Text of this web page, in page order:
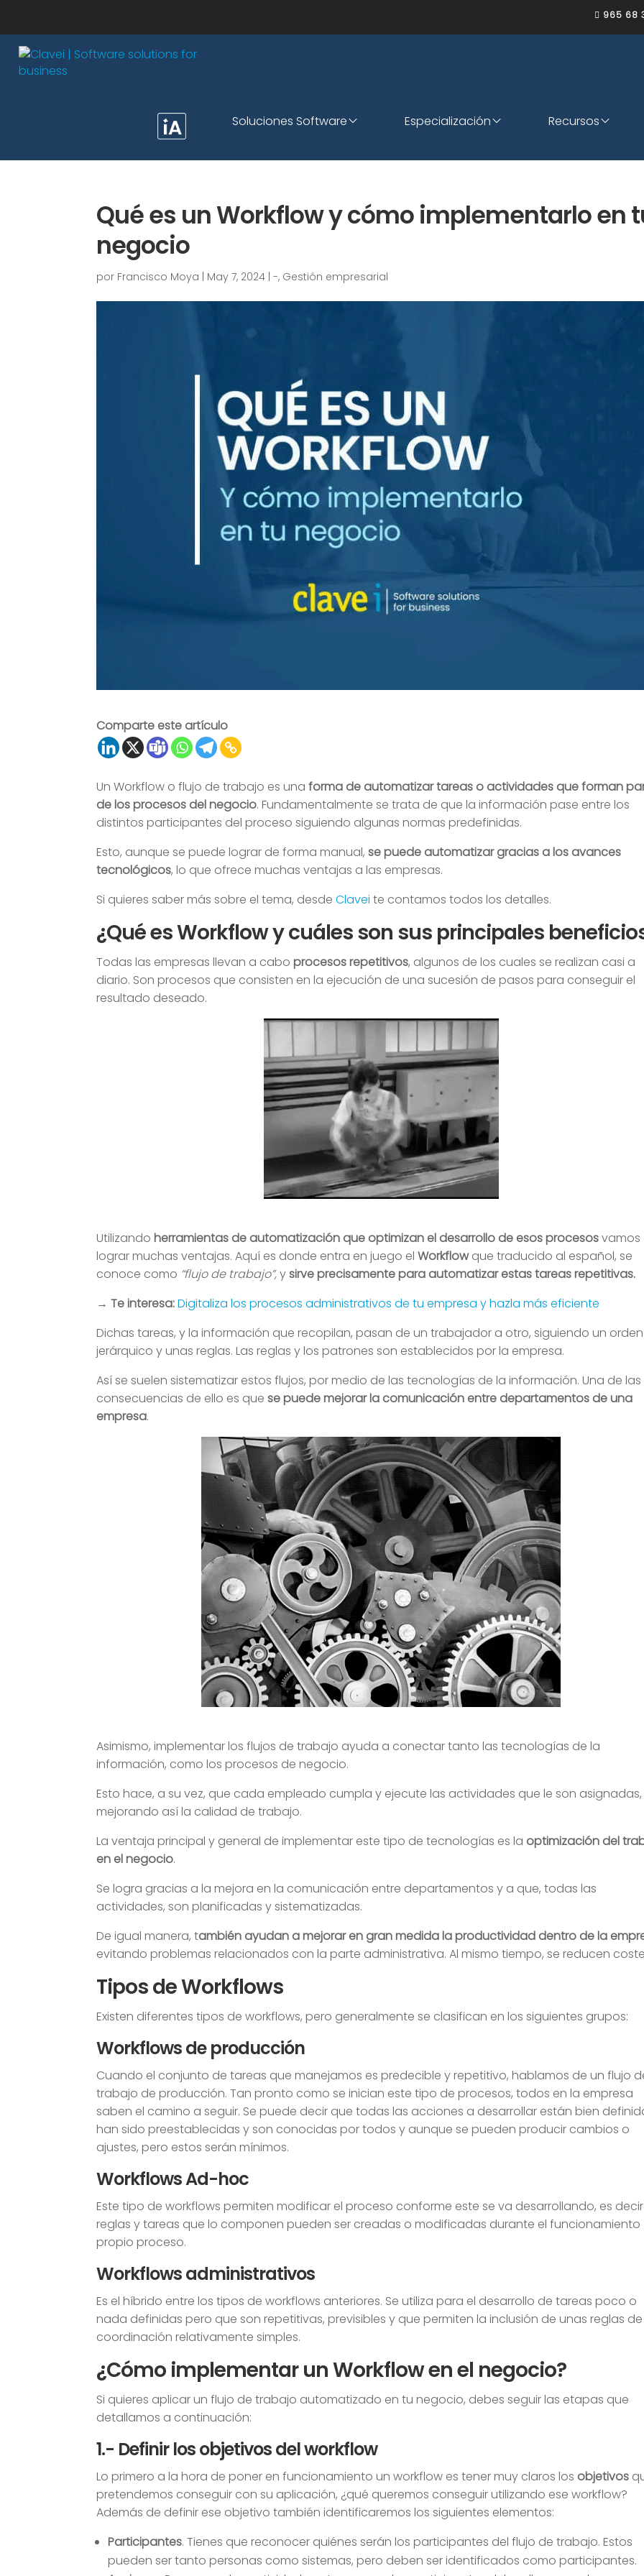
 965 68
Soluciones Software Especialización Recursos
Qué es un Workflow y cómo implementarlo en
negocio
por Francisco Moya May 7, 2024 |-, Gestión empresarial
Comparte este artículo
Un Workflow o flujo de trabajo es una forma de automatizar tareas o actividades que forman
de los procesos del negocio. Fundamentalmente se trata de que la información pase entre los
distintos participantes del proceso siguiendo algunas normas predefinidas.
Esto, aunque se puede lograr de forma manual,se puede automatizar gracias a los avances
tecnológicos, lo que ofrece muchas ventajas a las empresas.
Si quieres saber más sobre el tema, desdeClavei te contamos todos los detalles.
¿Qué es Workflow y cuáles son sus principales
Todas las empresas llevan a caboprocesos repetitivos, algunos de los cuales se realizan casi a
diario. Son procesos que consisten en la ejecución de una sucesión de pasos para conseguir el
resultado deseado.
Utilizandoherramientas de automatización que optimizan el desarrollo de esos procesosvamos
lograr muchas ventajas. Aquí es donde entra en juego elWorkflowque traducido al español, se
conoce como “flujo de trabajo”,ysirve precisamente para automatizar estas tareas repetitivas.
→ Te interesa:Digitaliza los procesos administrativos de tu empresa y hazla más eficiente
Dichas tareas, y la información que recopilan, pasan de un trabajador a otro, siguiendo un orden
jerárquico y unas reglas. Las reglas y los patrones son establecidos por la empresa.
Así se suelen sistematizar estos flujos, por medio de las tecnologías de la información. Una de las
consecuencias de ello es que se puede mejorar la comunicación entre departamentos de una
empresa.
Asimismo, implementar los flujos de trabajo ayuda a conectar tanto las tecnologías de la
información, como los procesos de negocio.
Esto hace, a su vez, que cada empleado cumpla y ejecute las actividades que le son asignadas,
mejorando así la calidad de trabajo.
La ventaja principal y general de implementar este tipo de tecnologías es la optimización del
en el negocio.
Se logra gracias a la mejora en la comunicación entre departamentos y a que, todas las
actividades, son planificadas y sistematizadas.
De igual manera, también ayudan a mejorar en gran medida la productividad dentro de la
evitando problemas relacionados con la parte administrativa. Al mismo tiempo, se reducen
Tipos de Workflows
Existen diferentes tipos de workflows, pero generalmente se clasifican en los siguientes grupos:
Workflows de producción
Cuando el conjunto de tareas que manejamos es predecible y repetitivo, hablamos de un flujo
trabajo de producción. Tan pronto como se inician este tipo de procesos, todos en la empresa
saben el camino a seguir. Se puede decir que todas las acciones a desarrollar están bien
han sido preestablecidas y son conocidas por todos y aunque se pueden producir cambios o
ajustes, pero estos serán mínimos.
Workflows Ad-hoc
Este tipo de workflows permiten modificar el proceso conforme este se va desarrollando, es
reglas y tareas que lo componen pueden ser creadas o modificadas durante el funcionamiento
propio proceso.
Workflows administrativos
Es el híbrido entre los tipos de workflows anteriores. Se utiliza para el desarrollo de tareas poco o
nada definidas pero que son repetitivas, previsibles y que permiten la inclusión de unas reglas de
coordinación relativamente simples.
¿Cómo implementar un Workflow en el negocio?
Si quieres aplicar un flujo de trabajo automatizado en tu negocio, debes seguir las etapas que
detallamos a continuación:
1.- Definir los objetivos del workflow
Lo primero a la hora de poner en funcionamiento un workflow es tener muy claros los objetivos
pretendemos conseguir con su aplicación, ¿qué queremos conseguir utilizando ese workflow?
Además de definir ese objetivo también identificaremos los siguientes elementos:
Participantes. Tienes que reconocer quiénes serán los participantes del flujo de trabajo. Estos
pueden ser tanto personas como sistemas, pero deben ser identificados como participantes.